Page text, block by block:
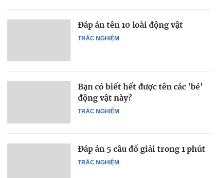
TRẮC NGHIỆM
Đáp án tên 10 loài động vật
TRẮC NGHIỆM
Bạn có biết hết được tên các 'bé'
động vật này?
TRẮC NGHIỆM
Đáp án 5 câu đố giải trong 1 phút